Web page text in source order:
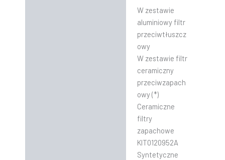
W zestawie
aluminiowy filtr
przeciwtłuszcz
owy
W zestawie filtr
ceramiczny
przeciwzapach
owy (*)
Ceramiczne
filtry
zapachowe
KIT0120952A
Syntetyczne